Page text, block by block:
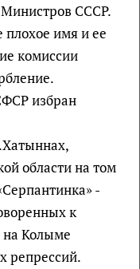
СССР.
плохое имя и ее
комиссии
избран
области на том
-
к
на Колыме
репрессий.